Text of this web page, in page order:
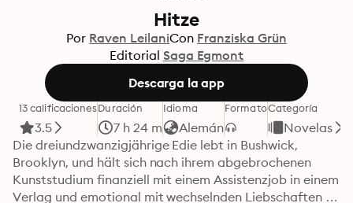
Hitze
Por Raven LeilaniCon Franziska Grün
Editorial Saga Egmont
Descarga la app
13 calificaciones
3.5
Duración
7 h 24 m
Idioma
Alemán
FormatoCategoría
Novelas
Die dreiundzwanzigjährige Edie lebt in Bushwick,
Brooklyn, und hält sich nach ihrem abgebrochenen
Kunststudium finanziell mit einem Assistenzjob in einem
Verlag und emotional mit wechselnden Liebschaften